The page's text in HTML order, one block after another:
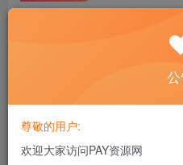
此内容为付费资源，请付费后查
会员
黄金会员免费
尊敬的用户:
欢迎大家访问PAY资源网